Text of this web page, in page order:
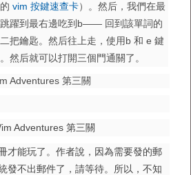
vim 按鍵速查卡）。然后，我們在最
跳躍到最右邊吃到b—— 回到該單詞的
把鑰匙。然后往上走，使用b 和 e 鍵
然后就可以打開三個門通關了。
Adventures 第三關
能玩了。作者說，因為需要發的郵
發不出郵件了，請等待。所以，不知